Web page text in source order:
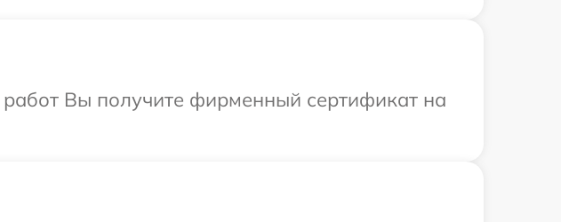
Вы получите фирменный сертификат на